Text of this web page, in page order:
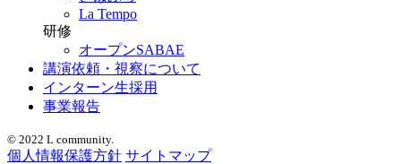
La Tempo
研修
オープンSABAE
講演依頼・視察について
インターン生採用
事業報告
© 2022 L community.
個人情報保護方針 サイトマップ